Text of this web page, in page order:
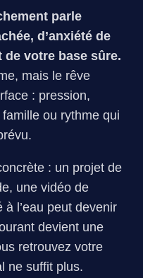
parle
d’anxiété de
de votre base sûre.
mais le rêve
: pression,
ou rythme qui
: un projet de
une vidéo de
l’eau peut devenir
devient une
retrouvez votre
ne suffit plus.